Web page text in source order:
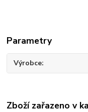
Parametry
Výrobce
Zboží zařazeno v